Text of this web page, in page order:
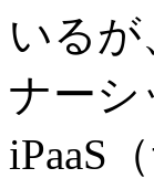
いるが
ナーシ
iPaaS